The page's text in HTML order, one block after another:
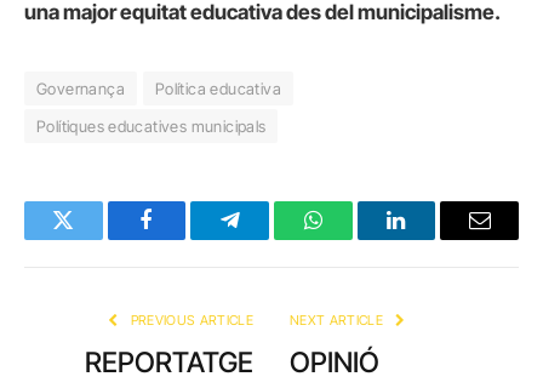
una major equitat educativa des del municipalisme.
Governança
Política educativa
Polítiques educatives municipals
Twitter FacebookTelegramWhatsAppLinkedInEmail
PREVIOUS ARTICLE
REPORTATGE
NEXT ARTICLE
OPINIÓ